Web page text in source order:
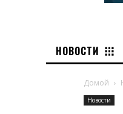
НОВОСТИ
Домой
Новости